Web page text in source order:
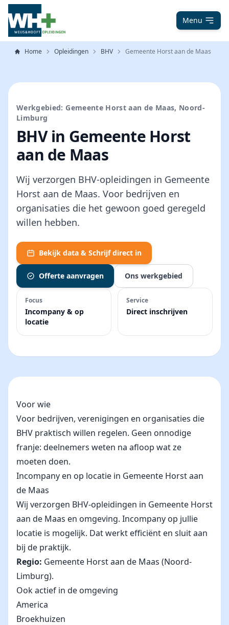
Menu
Home Opleidingen BHV Gemeente Horst aan de Maas
Werkgebied: Gemeente Horst aan de Maas, Noord-
Limburg
BHV in Gemeente Horst
aan de Maas
Wij verzorgen BHV-opleidingen in Gemeente
Horst aan de Maas. Voor bedrijven en
organisaties die het gewoon goed geregeld
willen hebben.
Bekijk data & Schrijf direct in
Offerte aanvragen Ons werkgebied
Focus
Incompany & op
locatie
Service
Direct inschrijven
Voor wie
Voor bedrijven, verenigingen en organisaties die
BHV praktisch willen regelen. Geen onnodige
franje: deelnemers weten na afloop wat ze
moeten doen.
Incompany en op locatie in Gemeente Horst aan
de Maas
Wij verzorgen BHV-opleidingen in Gemeente Horst
aan de Maas en omgeving. Incompany op jullie
locatie is mogelijk. Dat werkt efficiënt en sluit aan
bij de praktijk.
Regio: Gemeente Horst aan de Maas (Noord-
Limburg).
Ook actief in de omgeving
America
Broekhuizen